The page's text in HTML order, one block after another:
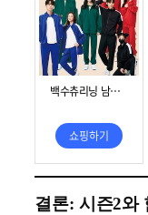
결론: 시즌2와